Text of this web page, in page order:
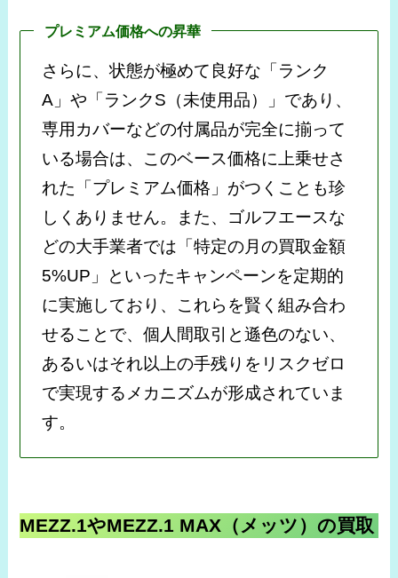
プレミアム価格への昇華
さらに、状態が極めて良好な「ランク
A」や「ランクS（未使用品）」であり、
専用カバーなどの付属品が完全に揃って
いる場合は、このベース価格に上乗せさ
れた「プレミアム価格」がつくことも珍
しくありません。また、ゴルフエースな
どの大手業者では「特定の月の買取金額
5%UP」といったキャンペーンを定期的
に実施しており、これらを賢く組み合わ
せることで、個人間取引と遜色のない、
あるいはそれ以上の手残りをリスクゼロ
で実現するメカニズムが形成されていま
す。
MEZZ.1やMEZZ.1 MAX（メッツ）の買取